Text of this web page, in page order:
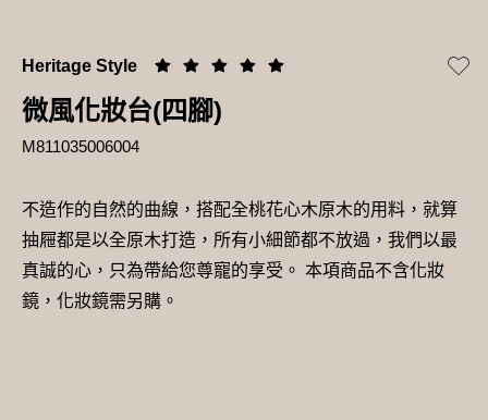
Heritage Style
微風化妝台(四腳)
M811035006004
不造作的自然的曲線，搭配全桃花心木原木的用料，就算
抽屜都是以全原木打造，所有小細節都不放過，我們以最
真誠的心，只為帶給您尊寵的享受。 本項商品不含化妝
鏡，化妝鏡需另購。